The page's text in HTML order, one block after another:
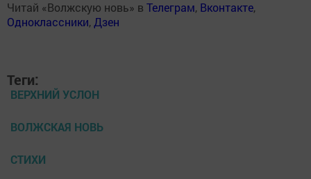
Читай «Волжскую новь» в Телеграм, Вконтакте,
Одноклассники,Дзен
Теги:
ВЕРХНИЙ УСЛОН
ВОЛЖСКАЯ НОВЬ
СТИХИ